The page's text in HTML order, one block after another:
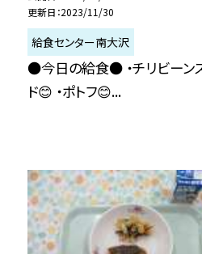
更新日 2023/11/30
給食センター南大沢
●今日の給食● ・チリビーン
ド😊 ・ポトフ😊...